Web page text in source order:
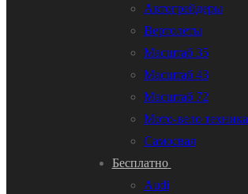
Автогрейдеры
Вертолеты
Масштаб 35
Масштаб 43
Масштаб 72
Мото-вело техника
Самосвал
Бесплатно
Audi